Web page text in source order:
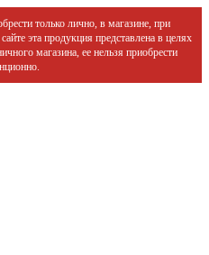
только лично, в магазине, при
эта продукция представлена в целях
магазина, ее нельзя приобрести